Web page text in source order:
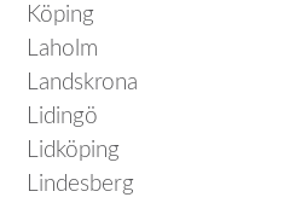
Köping
Laholm
Landskrona
Lidingö
Lidköping
Lindesberg